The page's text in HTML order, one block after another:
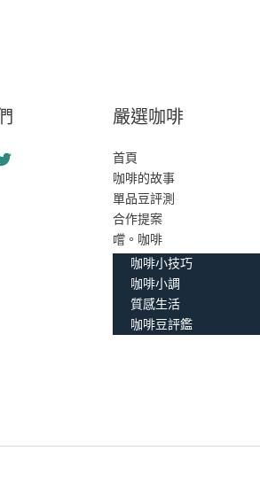
嚴選咖啡
首頁
咖啡的故事
單品豆評測
合作提案
嚐。咖啡
咖啡小技巧
咖啡小調
質感生活
咖啡豆評鑑